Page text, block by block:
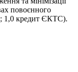
повоєнного
1,0 кредит ЄКТС).